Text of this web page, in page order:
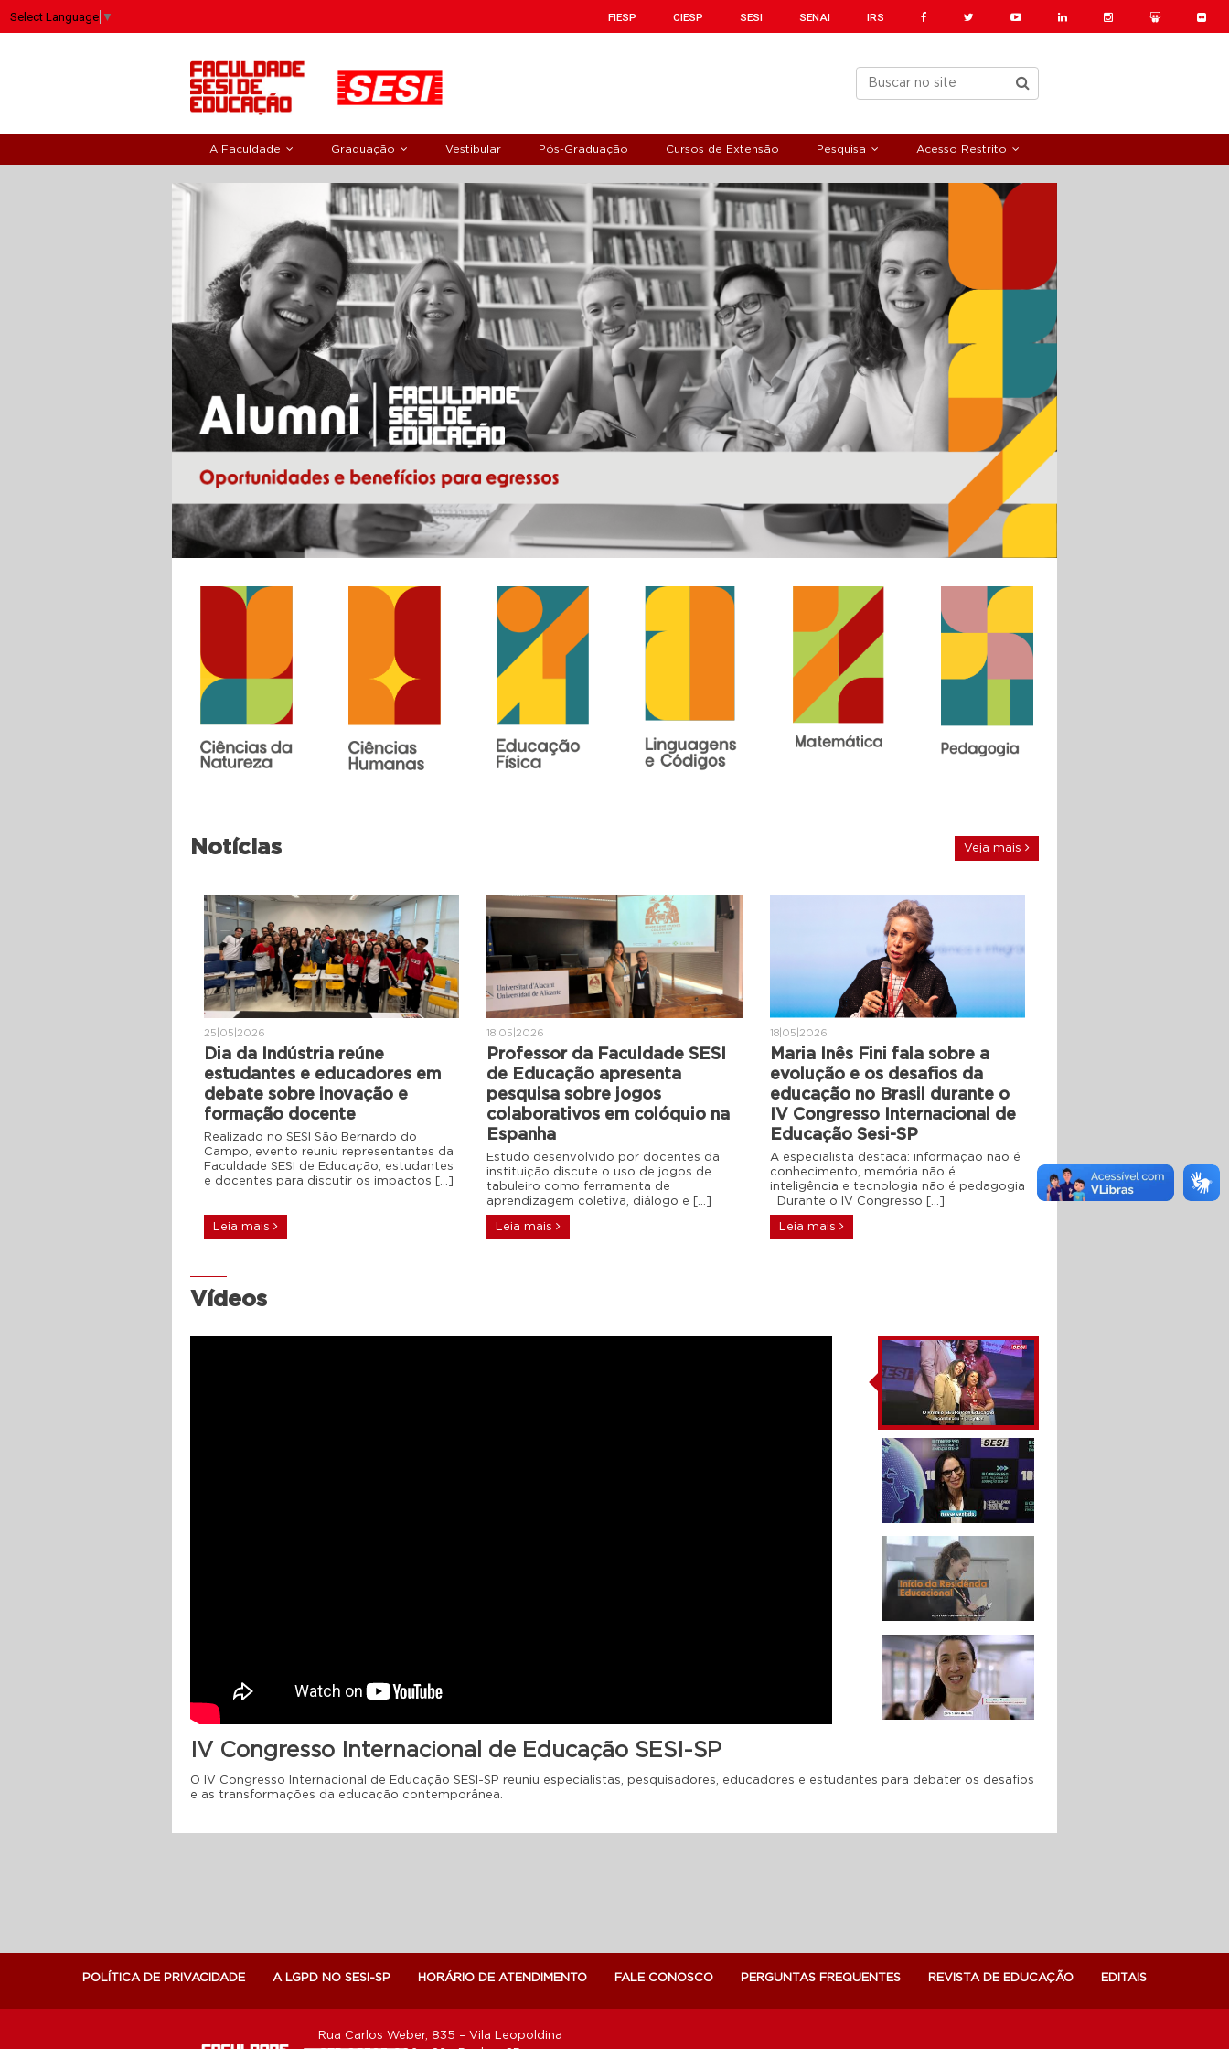
Select Language ▼ FIESP CIESP SESI SENAI IRS
A Faculdade Graduação Vestibular Pós-Graduação Cursos de Extensão Pesquisa Acesso Restrito
Notícias Veja mais
25|05|2026
Dia da Indústria reúne
estudantes e educadores em
debate sobre inovação e
formação docente
Realizado no SESI São Bernardo do
Campo, evento reuniu representantes da
Faculdade SESI de Educação, estudantes
e docentes para discutir os impactos […]
Leia mais
18|05|2026
Professor da Faculdade SESI
de Educação apresenta
pesquisa sobre jogos
colaborativos em colóquio na
Espanha
Estudo desenvolvido por docentes da
instituição discute o uso de jogos de
tabuleiro como ferramenta de
aprendizagem coletiva, diálogo e […]
Leia mais
18|05|2026
Maria Inês Fini fala sobre a
evolução e os desafios da
educação no Brasil durante o
IV Congresso Internacional de
Educação Sesi-SP
A especialista destaca: informação não é
conhecimento, memória não é
inteligência e tecnologia não é pedagogia
Durante o IV Congresso […]
Leia mais
Vídeos
IV Congresso
Internacional de
Educação SESI-SP
A tecnologia aliada à
educação - Congresso
Internacional de
Educação SESI-SP
10 ANOS DA FACULDADE
SESI A escola como
segunda casa desde o
primeiro dia
IV Congresso Internacional de Educação SESI-SP
O IV Congresso Internacional de Educação SESI-SP reuniu especialistas, pesquisadores, educadores e estudantes para debater os desafios
e as transformações da educação contemporânea.
POLÍTICA DE PRIVACIDADE A LGPD NO SESI-SP HORÁRIO DE ATENDIMENTO FALE CONOSCO PERGUNTAS FREQUENTES REVISTA DE EDUCAÇÃO EDITAIS
Rua Carlos Weber, 835 – Vila Leopoldina